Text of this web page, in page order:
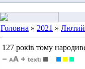
Головна » 2021 » Лютий
127 років тому